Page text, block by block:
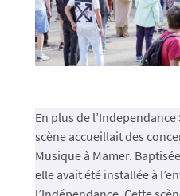
En plus de
scène accueillait des
Musique à Mamer. Baptisée
elle avait été installée à